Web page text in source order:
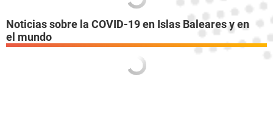
Noticias sobre la COVID-19 en Islas Baleares y en
el mundo